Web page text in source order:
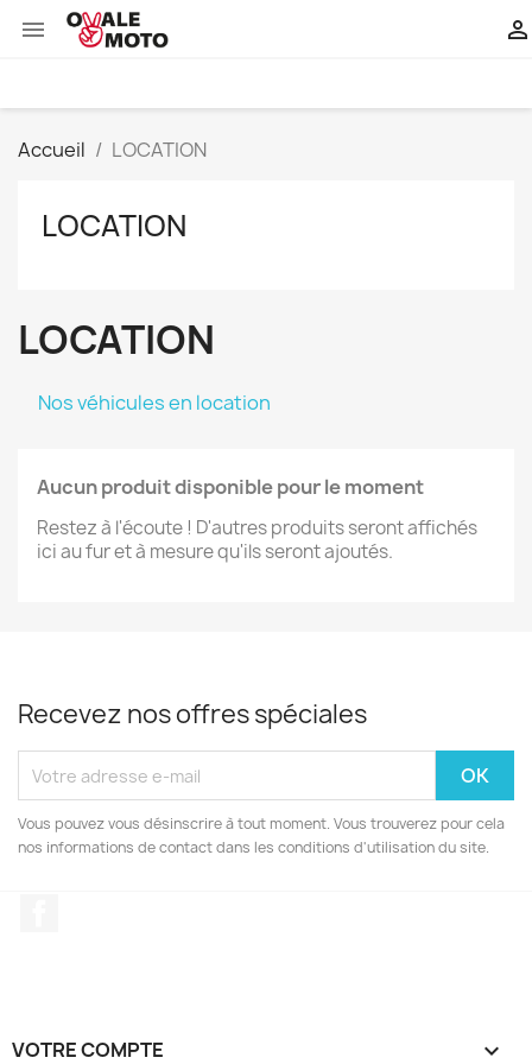
 
Accueil LOCATION
LOCATION
LOCATION
Nos véhicules en location
Aucun produit disponible pour le moment
Restez à l'écoute ! D'autres produits seront affichés
ici au fur et à mesure qu'ils seront ajoutés.
Recevez nos offres spéciales
Vous pouvez vous désinscrire à tout moment. Vous trouverez pour cela
nos informations de contact dans les conditions d'utilisation du site.
VOTRE COMPTE 